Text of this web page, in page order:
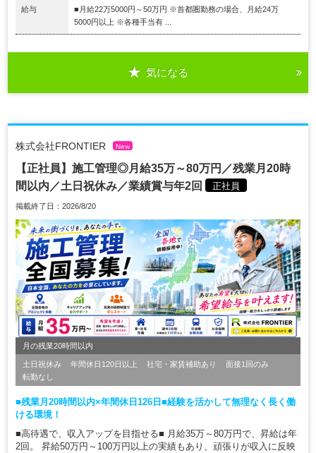
給与
■月給22万5000円～50万円 ※首都圏勤務の場合、月給24万
5000円以上 ※各種手当有 ...
気になる
株式会社FRONTIER New
【正社員】施工管理◎月給35万～80万円／残業月20時
間以内／土日祝休み／業績賞与年2回
正社員
掲載終了日：2026/8/20
月の残業20時間以内
土日祝休み 年間休日120日以上 社宅・家賃補助あり
面接1回のみ
転勤なし
■残業月20時間以内×年間休日126日■経験を活かして無理なく長く働
ける環境！
■高待遇で、収入アップを目指せる■ 月給35万～80万円で、昇給は年
2回。 昇給50万円～100万円以上の実績もあり、頑張りが収入に反映